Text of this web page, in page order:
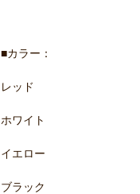
■カラー：
レッド
ホワイト
イエロー
ブラック